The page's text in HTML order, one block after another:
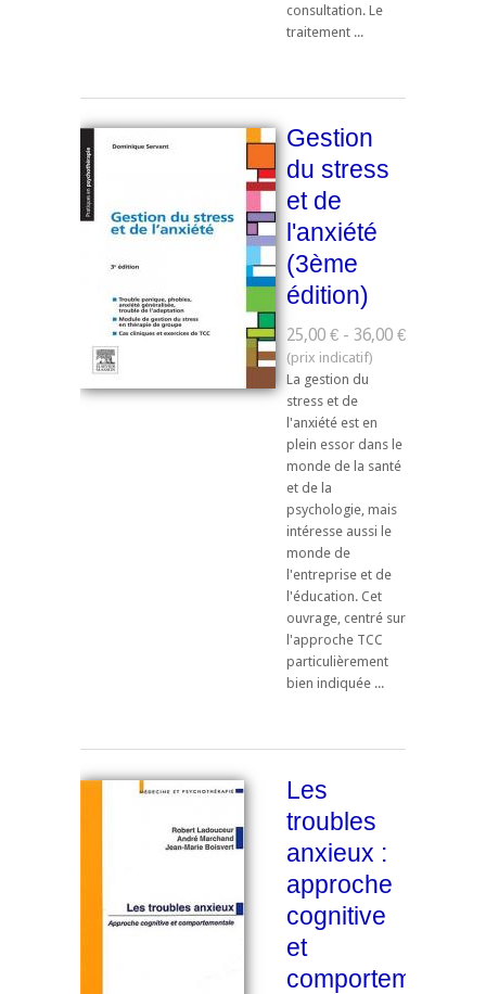
consultation. Le
traitement ...
Gestion
du stress
et de
l'anxiété
(3ème
édition)
25,00 € - 36,00 €
La gestion du
stress et de
l'anxiété est en
plein essor dans le
monde de la santé
et de la
psychologie, mais
intéresse aussi le
monde de
l'entreprise et de
l'éducation. Cet
ouvrage, centré sur
l'approche TCC
particulièrement
bien indiquée ...
Les
troubles
anxieux :
approche
cognitive
et
comportementale